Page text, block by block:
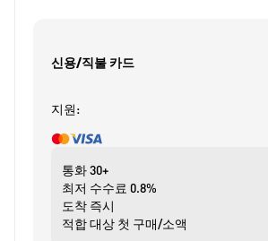
신용/직불 카드
지원:
통화30+
최저 수수료 0.8%
도착 즉시
적합 대상 첫 구매/소액